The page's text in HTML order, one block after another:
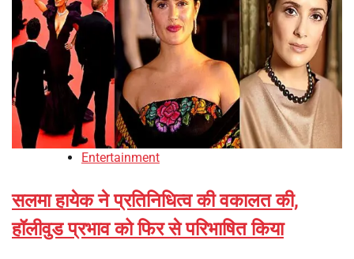
Entertainment
सलमा हायेक ने प्रतिनिधित्व की वकालत की,
हॉलीवुड प्रभाव को फिर से परिभाषित किया